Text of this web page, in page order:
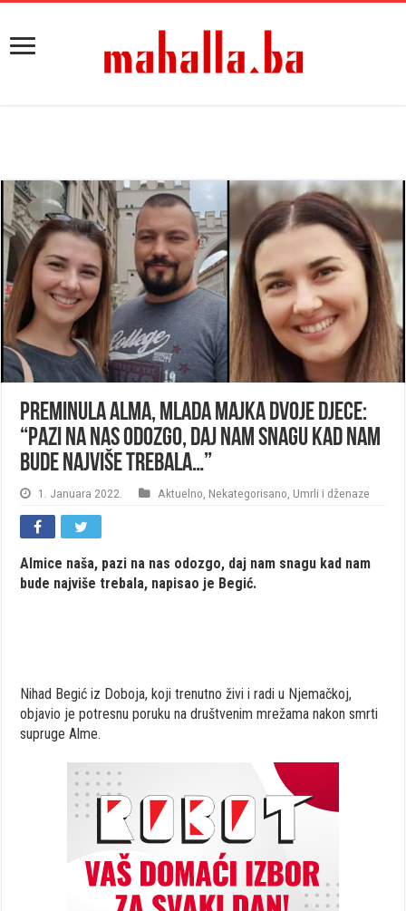
Preminula Alma, mlada majka dvoje djece:
“Pazi na nas odozgo, daj nam snagu kad nam
bude najviše trebala…”
1. Januara 2022. Aktuelno Nekategorisano Umrli i dženaze
Almice naša, pazi na nas odozgo, daj nam snagu kad nam
bude najviše trebala, napisao je Begić.
Nihad Begić iz Doboja, koji trenutno živi i radi u Njemačkoj,
objavio je potresnu poruku na društvenim mrežama nakon smrti
supruge Alme.